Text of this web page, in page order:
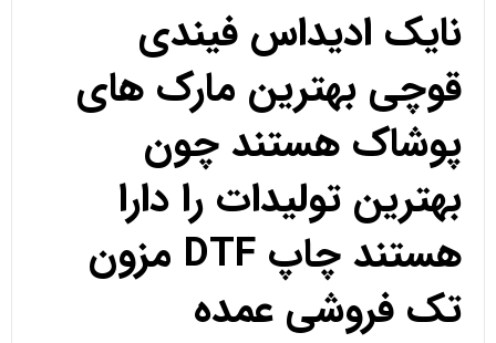
نایک ادیداس فیندی
قوچی بهترین مارک های
پوشاک هستند چون
بهترین تولیدات را دارا
هستند چاپ DTF مزون
تک فروشی عمده